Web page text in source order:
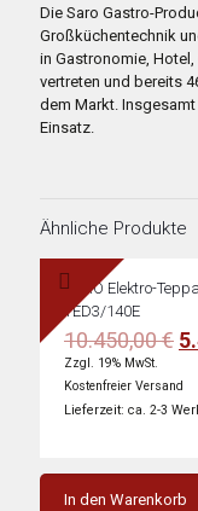
Die Saro Gastro-
Großküchentechnik
in Gastronomie,
vertreten und bereits
dem Markt.
Einsatz.
Ähnliche Produkte
SARO Elektro-
TED3/140E
10.450,00€
Zzgl. 19% MwSt.
Kostenfreier Versand
Lieferzeit: ca. 2-3
In den Warenkorb